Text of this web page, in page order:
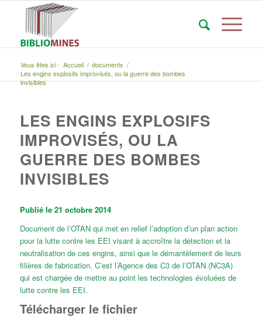
Vous êtes ici : Accueil / documents /
Les engins explosifs improvisés, ou la guerre des bombes
invisibles
LES ENGINS EXPLOSIFS
IMPROVISÉS, OU LA
GUERRE DES BOMBES
INVISIBLES
Publié le 21 octobre 2014
Document de l’OTAN qui met en relief l’adoption d’un plan action
pour la lutte contre les EEI visant à accroître la détection et la
neutralisation de ces engins, ainsi que le démantèlement de leurs
filières de fabrication. C’est l’Agence des C3 de l’OTAN (NC3A)
qui est chargée de mettre au point les technologies évoluées de
lutte contre les EEI.
Télécharger le fichier